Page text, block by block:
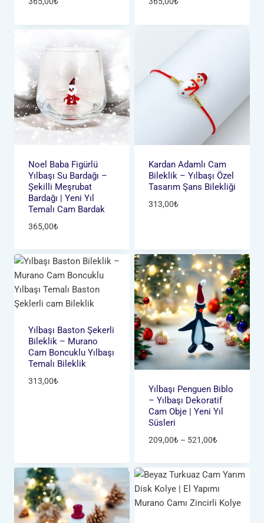
Noel Baba Figürlü
Yılbaşı Su Bardağı –
Şekilli Meşrubat
Bardağı | Yeni Yıl
Temalı Cam Bardak
365,00₺
Kardan Adamlı Cam
Bileklik – Yılbaşı Özel
Tasarım Şans Bilekliği
313,00₺
Yılbaşı Baston Şekerli
Bileklik – Murano
Cam Boncuklu Yılbaşı
Temalı Bileklik
313,00₺
Yılbaşı Penguen Biblo
– Yılbaşı Dekoratif
Cam Obje | Yeni Yıl
Süsleri
209,00₺ – 521,00₺Fiyat
209,00₺
-
521,00₺